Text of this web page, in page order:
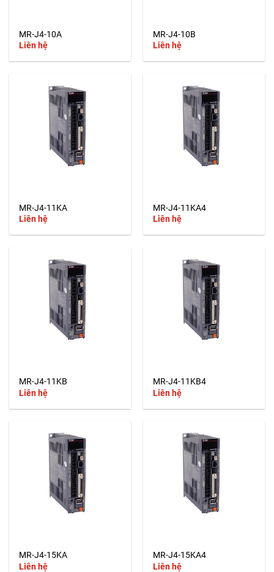
MR-J4-10A
Liên hệ
MR-J4-10B
Liên hệ
MR-J4-11KA
Liên hệ
MR-J4-11KA4
Liên hệ
MR-J4-11KB
Liên hệ
MR-J4-11KB4
Liên hệ
MR-J4-15KA
Liên hệ
MR-J4-15KA4
Liên hệ